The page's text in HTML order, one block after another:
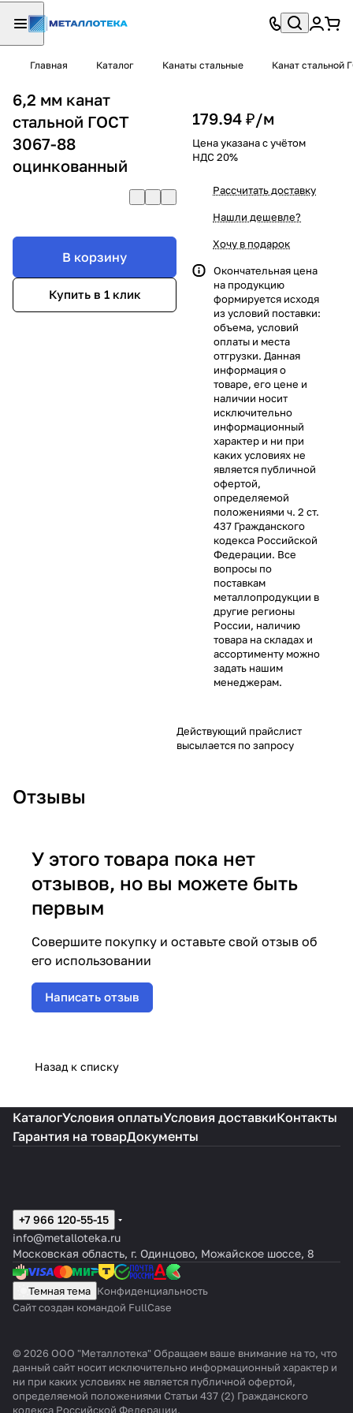
Главная Каталог Канаты стальные Канат стальной
6,2 мм канат
стальной ГОСТ
3067-88
оцинкованный
В корзину
Купить в 1 клик
179.94 ₽/м
Цена указана с учётом
НДС 20%
Рассчитать доставку
Нашли дешевле?
Хочу в подарок
Окончательная цена
на продукцию
формируется исходя
из условий поставки:
объема, условий
оплаты и места
отгрузки. Данная
информация о
товаре, его цене и
наличии носит
исключительно
информационный
характер и ни при
каких условиях не
является публичной
офертой,
определяемой
положениями ч. 2 ст.
437 Гражданского
кодекса Российской
Федерации. Все
вопросы по
поставкам
металлопродукции в
другие регионы
России, наличию
товара на складах и
ассортименту можно
задать нашим
менеджерам.
Действующий прайслист
высылается по запросу
Отзывы
У этого товара пока нет
отзывов, но вы можете быть
первым
Совершите покупку и оставьте свой отзыв об
его использовании
Написать отзыв
Назад к списку
КаталогУсловия оплатыУсловия доставкиКонтакты
Гарантия на товарДокументы
+7 966 120-55-15
info@metalloteka.ru
Московская область, г. Одинцово, Можайское шоссе, 8
Темная тема Конфиденциальность
Сайт создан командой FullCase
© 2026 ООО "Металлотека" Обращаем ваше внимание на то, что
данный сайт носит исключительно информационный характер и
ни при каких условиях не является публичной офертой,
определяемой положениями Статьи 437 (2) Гражданского
кодекса Российской Федерации.